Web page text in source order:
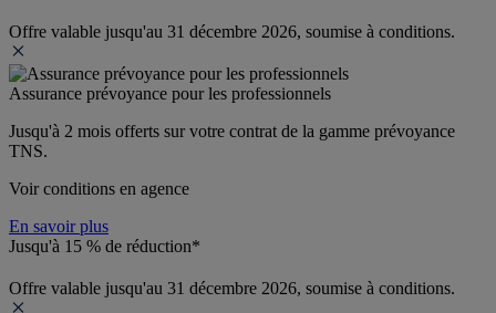
Offre valable jusqu'au 31 décembre 2026, soumise à conditions.
Assurance prévoyance pour les professionnels
Jusqu'à 2 mois offerts sur votre contrat de la gamme prévoyance
TNS.
Voir conditions en agence
En savoir plus
Jusqu'à 15 % de réduction*
Offre valable jusqu'au 31 décembre 2026, soumise à conditions.